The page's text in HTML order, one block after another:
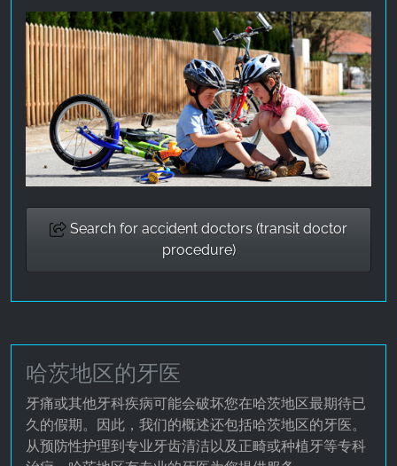
Search for accident doctors (transit doctor
procedure)
哈茨地区的牙医
牙痛或其他牙科疾病可能会破坏您在哈茨地区最期待已
久的假期。因此，我们的概述还包括哈茨地区的牙医。
从预防性护理到专业牙齿清洁以及正畸或种植牙等专科